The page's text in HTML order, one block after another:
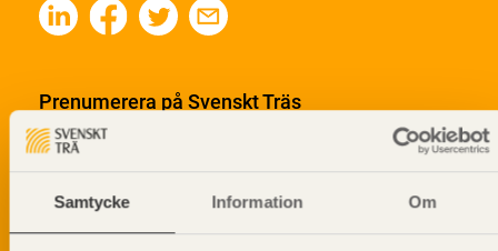
Samtycke Information Om
Prenumerera på Svenskt Träs
informationsutskick!